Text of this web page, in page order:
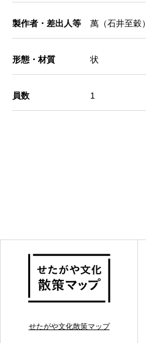
製作者・差出人等 萬（石井至穀）
形態・材質 状
員数 1
せたがや文化散策マップ